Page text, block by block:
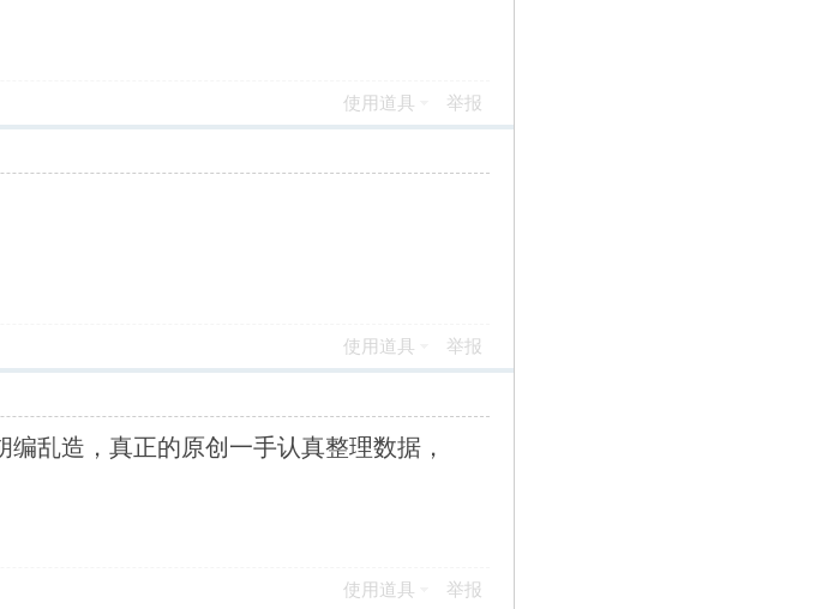
使用道具 举报
使用道具 举报
乱造，真正的原创一手认真整理数据，
使用道具 举报